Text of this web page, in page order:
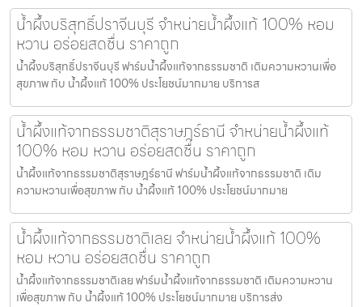
น้ำผึ้งบริสุทธิ์ปราจีนบุรี จำหน่ายน้ำผึ้งแท้ 100% หอม
หวาน อร่อยสดชื่น ราคาถูก
น้ำผึ้งบริสุทธิ์ปราจีนบุรี ฟาร์มน้ำผึ้งแท้จากธรรมชาติ เติมความหวานเพื่อ
สุขภาพ กับ น้ำผึ้งแท้ 100% ประโยชน์มากมาย บริการส
น้ำผึ้งแท้จากธรรมชาติสุราษฎร์ธานี จำหน่ายน้ำผึ้งแท้
100% หอม หวาน อร่อยสดชื่น ราคาถูก
น้ำผึ้งแท้จากธรรมชาติสุราษฎร์ธานี ฟาร์มน้ำผึ้งแท้จากธรรมชาติ เติม
ความหวานเพื่อสุขภาพ กับ น้ำผึ้งแท้ 100% ประโยชน์มากมาย
น้ำผึ้งแท้จากธรรมชาติเลย จำหน่ายน้ำผึ้งแท้ 100%
หอม หวาน อร่อยสดชื่น ราคาถูก
น้ำผึ้งแท้จากธรรมชาติเลย ฟาร์มน้ำผึ้งแท้จากธรรมชาติ เติมความหวาน
เพื่อสุขภาพ กับ น้ำผึ้งแท้ 100% ประโยชน์มากมาย บริการส่ง